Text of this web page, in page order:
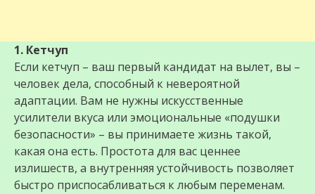
1. Кетчуп
Если кетчуп – ваш первый кандидат на вылет, вы –
человек дела, способный к невероятной
адаптации. Вам не нужны искусственные
усилители вкуса или эмоциональные «подушки
безопасности» – вы принимаете жизнь такой,
какая она есть. Простота для вас ценнее
излишеств, а внутренняя устойчивость позволяет
быстро приспосабливаться к любым переменам.